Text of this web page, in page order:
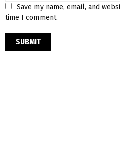
Save my name, email, and
time I comment.